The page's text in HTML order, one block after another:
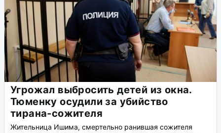
Угрожал выбросить детей из окна.
Тюменку осудили за убийство
тирана-сожителя
Жительница Ишима, смертельно ранившая сожителя